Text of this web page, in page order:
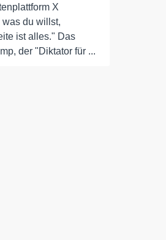
X
was du willst,
ist alles." Das
der "Diktator für ...